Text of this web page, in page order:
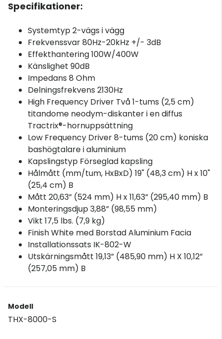
Specifikationer:
Systemtyp 2-vägs i vägg
Frekvenssvar 80Hz-20kHz +/- 3dB
Effekthantering 100W/400W
Känslighet 90dB
Impedans 8 Ohm
Delningsfrekvens 2130Hz
High Frequency Driver Två 1-tums (2,5 cm)
titandome neodym-diskanter i en diffus
Tractrix®-hornuppsättning
Low Frequency Driver 8-tums (20 cm) koniska
bashögtalare i aluminium
Kapslingstyp Förseglad kapsling
Hålmått (mm/tum, HxBxD) 19" (48,3 cm) H x 10"
(25,4 cm) B
Mått 20,63” (524 mm) H x 11,63” (295,40 mm) B
Monteringsdjup 3,88” (98,55 mm)
Vikt 17,5 lbs. (7,9 kg)
Finish White med Borstad Aluminium Facia
Installationssats IK-802-W
Utskärningsmått 19,13” (485,90 mm) H X 10,12”
(257,05 mm) B
Modell
THX-8000-S